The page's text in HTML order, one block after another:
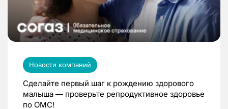
Новости компаний
Сделайте первый шаг к рождению здорового
малыша — проверьте репродуктивное здоровье
по ОМС!